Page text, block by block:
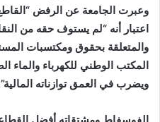
وعبرت الجامعة عن الرفض
والمتعلقة بحقوق ومكتسبات
المكتب الوطني للكهرباء والماء
ويضرب في العمق توازناته المالية